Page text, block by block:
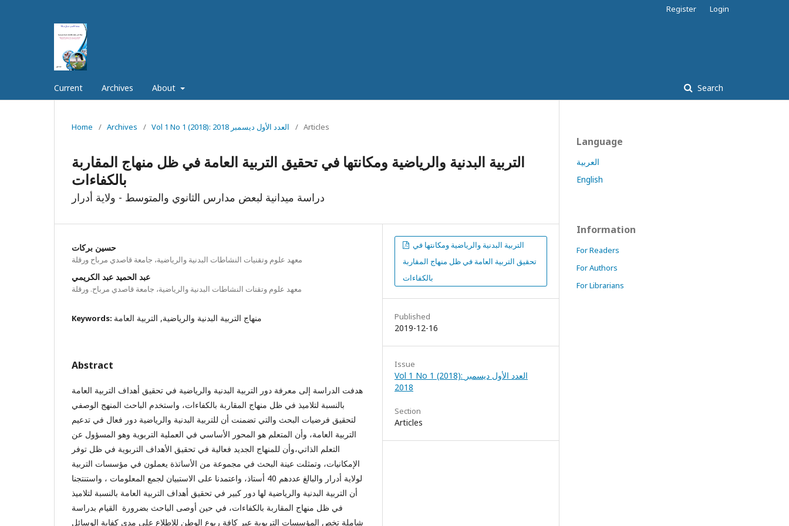
Current Archives About Search
Register Login
Home / Archives / Vol 1 No 1 (2018): العدد الأول ديسمبر 2018 / Articles
التربية البدنية والرياضية ومكانتها في تحقيق التربية العامة في ظل منهاج المقاربة
بالكفاءات
دراسة ميدانية لبعض مدارس الثانوي والمتوسط - ولاية أدرار
حسين بركات
معهد علوم وتقنيات النشاطات البدنية والرياضية، جامعة قاصدي مرباح ورقلة
عبد الحميد عبد الكريمي
معهد علوم وتقنات النشاطات البدنية والرياضية، جامعة قاصدي مرباح. ورقلة
Keywords: منهاج التربية البدنية والرياضية, التربية العامة
Abstract
هدفت الدراسة إلى معرفة دور التربية البدنية والرياضية في تحقيق أهداف التربية العامة
بالنسبة لتلاميذ في ظل منهاج المقاربة بالكفاءات، واستخدم الباحث المنهج الوصفي
لتحقيق فرضيات البحث والتي تضمنت أن للتربية البدنية والرياضية دور فعال في تدعيم
التربية العامة، وأن المتعلم هو المحور الأساسي في العملية التربوية وهو المسؤول عن
التعلم الذاتي،وأن للمنهاج الجديد فعالية في تحقيق الأهداف التربوية في ظل توفر
الإمكانيات، وتمثلت عينة البحث في مجموعة من الأساتذة يعملون في مؤسسات التربية
لولاية أدرار والبالغ عددهم 40 أستاذ، واعتمدنا على الاستبيان لجمع المعلومات ، واستنتجنا
أن التربية البدنية والرياضية لها دور كبير في تحقيق أهداف التربية العامة بالنسبة لتلاميذ
في ظل منهاج المقاربة بالكفاءات، في حين أوصى الباحث بضرورة القيام بدراسة
شاملة تخص المؤسسات التربوية عبر كافة ربوع الوطن للاطلاع على مدى كفاية الوسائل
التربية البدنية والرياضية ومكانتها في
تحقيق التربية العامة في ظل منهاج المقاربة
بالكفاءات
Published
2019-12-16
Issue
Vol 1 No 1 (2018): العدد الأول ديسمبر
2018
Section
Articles
Language
العربية
English
Information
For Readers
For Authors
For Librarians